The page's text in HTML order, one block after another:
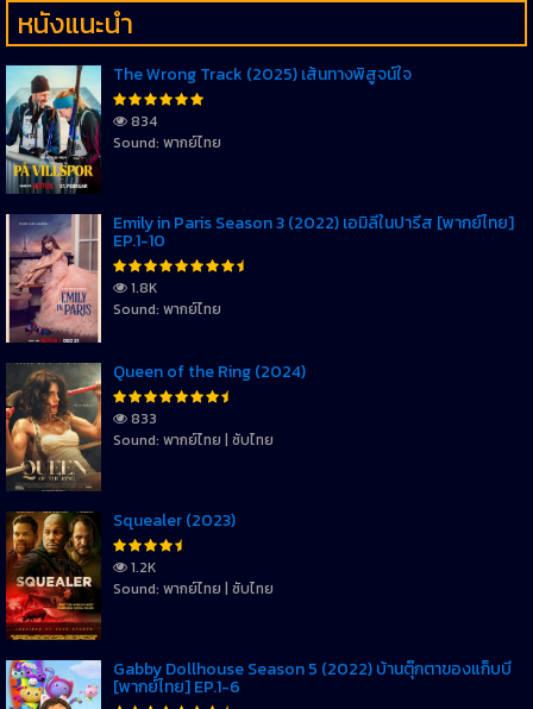
หนังแนะนำ
The Wrong Track (2025) เส้นทางพิสูจน์ใจ
834
Sound: พากย์ไทย
Emily in Paris Season 3 (2022) เอมิลี่ในปารีส [พากย์ไทย]
EP.1-10
1.8K
Sound: พากย์ไทย
Queen of the Ring (2024)
833
Sound: พากย์ไทย | ซับไทย
Squealer (2023)
1.2K
Sound: พากย์ไทย | ซับไทย
Gabby Dollhouse Season 5 (2022) บ้านตุ๊กตาของแก็บบี้
[พากย์ไทย] EP.1-6